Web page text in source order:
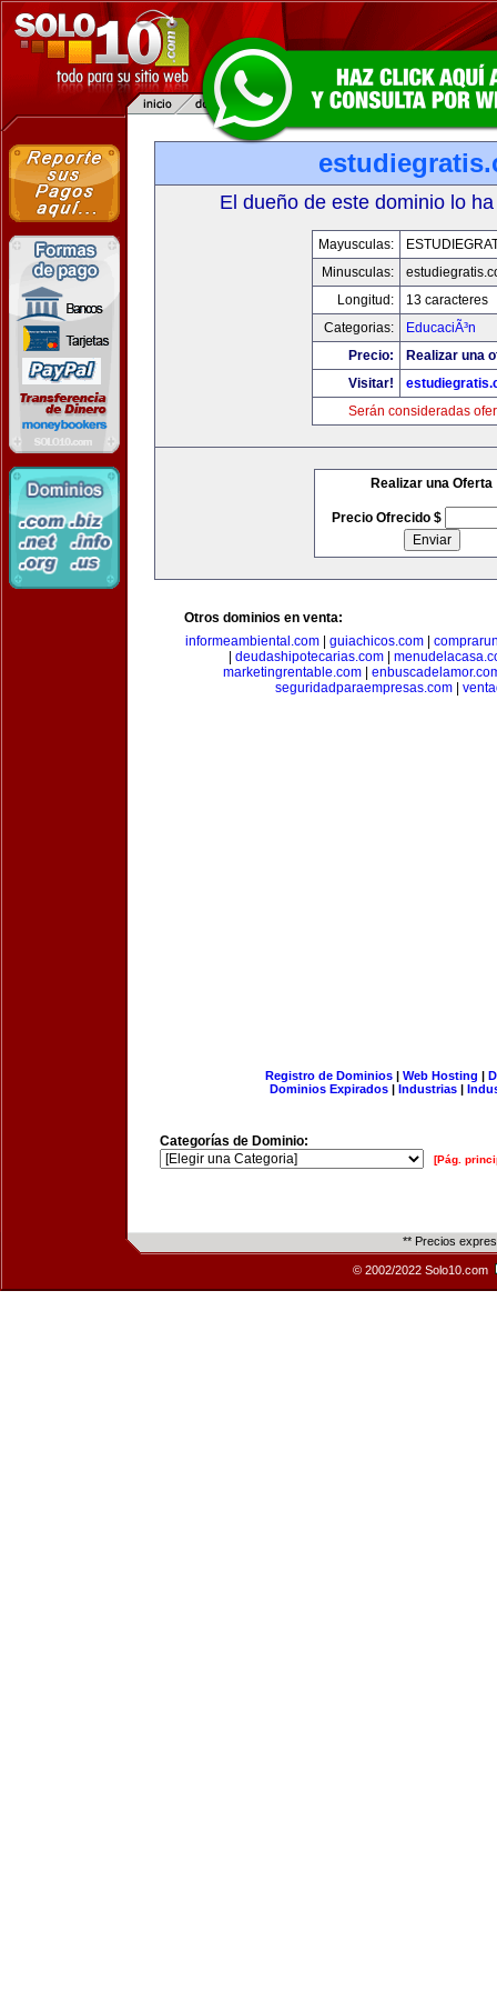
El dueño de este dominio lo
Mayusculas:
Minusculas:
Longitud:
13 caracteres
Categorias:
EducaciÃ³n
Precio:
Realizar una
Visitar!
Serán consideradas
Realizar una Oferta
Precio Ofrecido $
Otros dominios en venta:
informeambiental.com
guiachicos.com
deudashipotecarias.com|
marketingrentable.com|
seguridadparaempresas.com
Registro de Dominios| Web Hosting |
Dominios Expirados | Industrias |
Categorías de Dominio:
[Pág.
** Precios
© 2002/2022 Solo10.com